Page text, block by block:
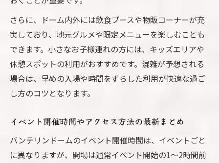
イベント当日のおすすめタイムスケジュー
ル
快適にイベントを楽しむための準備ポイン
ト
バンテリンドームイベント体験談と裏ワザ
イベント参加をより充実させる便利情報
御家族や友人と楽しむバンテリンドームのお得
体験
さらに、ドーム内外には飲食ブースや物販コーナーが充
実しており、地元グルメや限定メニューを楽しむことも
できます。小さなお子様連れの方には、キッズエリアや
休憩スポットの利用がおすすめです。混雑が予想される
場合は、早めの入場や時間をずらした利用が快適な過ご
し方のコツとなります。
イベント開催時間やアクセス方法の最新まとめ
バンテリンドームのイベント開催時間は、イベントごと
に異なりますが、開場は通常イベント開始の1～2時間前